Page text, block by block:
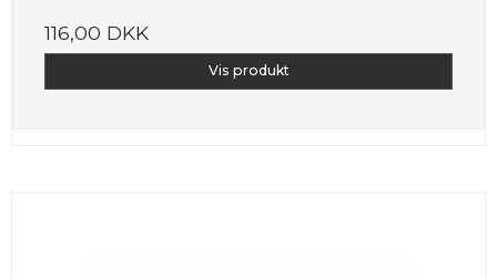
116,00 DKK
Vis produkt